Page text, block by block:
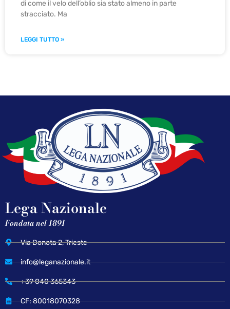
di come il velo dell’oblio sia stato almeno in parte
stracciato. Ma
LEGGI TUTTO »
Lega Nazionale
Fondata nel 1891
Via Donota 2, Trieste
info@leganazionale.it
+39 040 365343
CF: 80018070328